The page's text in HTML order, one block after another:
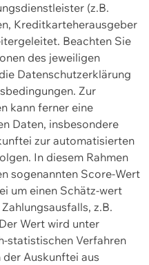
(z.B.
Kreditkarteherausgeber
Beachten Sie
des jeweiligen
Datenschutzerklärung
Zur
kann ferner eine
Daten, insbesondere
zur automatisierten
In diesem Rahmen
sogenannten Score-Wert
um einen Schätz-wert
z.B.
Wert wird unter
statistischen Verfahren
Auskunftei aus